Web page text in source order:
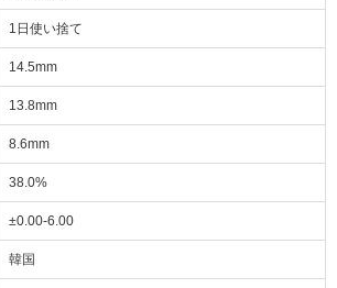
1日使い捨て
14.5mm
13.8mm
8.6mm
38.0%
±0.00-6.00
韓国